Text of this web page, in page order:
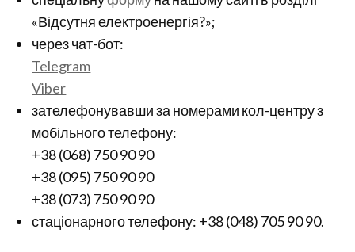
«Відсутня електроенергія?»;
через чат-бот:
Telegram
Viber
зателефонувавши за номерами кол-центру з
мобільного телефону:
+38 (068) 750 90 90
+38 (095) 750 90 90
+38 (073) 750 90 90
стаціонарного телефону: +38 (048) 705 90 90.